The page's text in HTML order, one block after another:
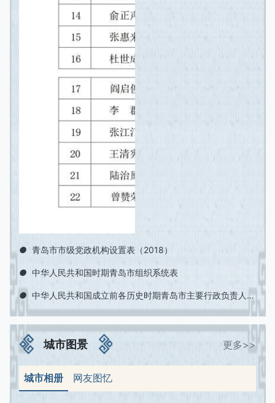
● 青岛市市级党政机构设置表（2018）
● 中华人民共和国时期青岛市组织系统表
● 中华人民共和国成立前各历史时期青岛市主要行政负责人员职官表
更多>>
城市图景
城市相册 网友图忆